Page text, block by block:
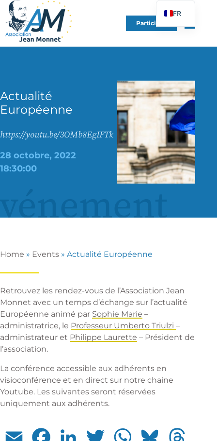
Participer
Actualité
Européenne
https://youtu.be/3OMb8EgIFTk
28 octobre, 2022
18:30:00
Home » Events » Actualité Européenne
Retrouvez les rendez-vous de l’Association Jean
Monnet avec un temps d’échange sur l’actualité
Européenne animé par Sophie Marie –
administratrice, le Professeur Umberto Triulzi –
administrateur et Philippe Laurette – Président de
l’association.
La conférence accessible aux adhérents en
visioconférence et en direct sur notre chaine
Youtube. Les suivantes seront réservées
uniquement aux adhérents.
Email Facebook LinkedIn Twitter WhatsApp Bluesky
FR
EN
DE
PT
PL
UK